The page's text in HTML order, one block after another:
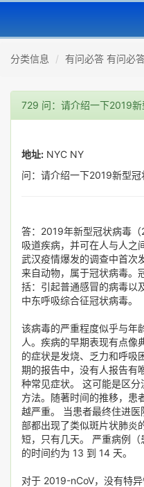
分类信息 有问必答 有问必
729 问：请介绍一下2019新
地址: NYC NY
问：请介绍一下2019新型冠
答：2019年新型冠状病毒
吸道疾病，并可在人与人之
武汉疫情爆发的调查中首次
来自动物，属于冠状病毒。
括：引起普通感冒的病毒以
中东呼吸综合征冠状病毒。
该病毒的严重程度似乎与年
人。疾病的早期表现有点像
的症状是发烧、乏力和呼吸
期的报告中，没有人报告有
种常见症状。 这可能是区
方法。随著时间的推移，患
越严重。 当患者最终住进
部都出现了类似斑片状肺炎
短，只有几天。 严重病例
的时间约为 13 到 14 天。
对于 2019-nCoV，没有特